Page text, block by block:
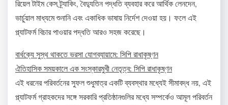
রিয়েল টাইম কেস ট্র্যাকিং, বৈদ্যুতিন পদ্ধতি ব্যবহার করে আর্থিক লেনদেন,
ভার্চুয়াল মাধ্যমে শুনানি এবং একাধিক ভাষায় নির্দেশ দেওয়া হয়। ফলে এই
প্ল্যাটফর্ম বিচার পাওয়ার পদ্ধতি আরও সহজ করেছে।
বার্ধক্যে সুস্থ থাকতে ভরসা যোগব্যায়ামে: সিপি রাধাকৃষ্ণন
ঐতিহাসিক সময়কালে এক সংস্কারমুখী নেতৃত্ব: সিপি রাধাকৃষ্ণন
এই ধরনের পরিবর্তনের সুফল শুধুমাত্র একটি ব্যবস্থার মধ্যেই সীমাবদ্ধ নয়, এই
প্ল্যাটফর্ম গ্রাহকদের সঙ্গে সরকারি প্রতিষ্ঠানগুলির মধ্যে সম্পর্কেও আমূল পরিবর্তন